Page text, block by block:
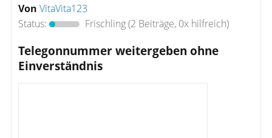
Von VitaVita123
Status:
Frischling(2 Beiträge, 0x hilfreich)
Telegonnummer weitergeben ohne
Einverständnis